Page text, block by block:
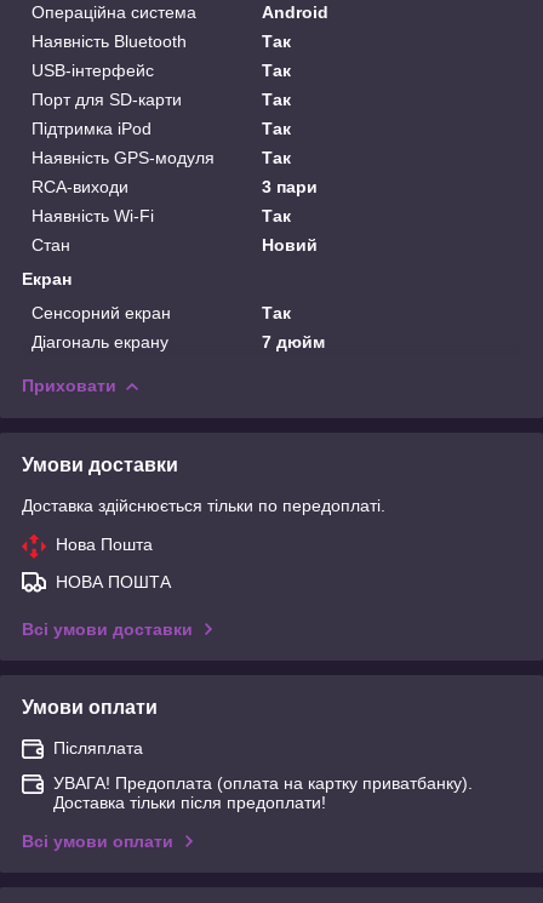
Операційна система
Android
Наявність Bluetooth
Так
USB-інтерфейс
Так
Порт для SD-карти
Так
Підтримка iPod
Так
Наявність GPS-модуля
Так
RCA-виходи
3 пари
Наявність Wi-Fi
Так
Стан
Новий
Екран
Сенсорний екран
Так
Діагональ екрану
7 дюйм
Приховати
Умови доставки
Доставка здійснюється тільки по передоплаті.
Нова Пошта
НОВА ПОШТА
Всі умови доставки
Умови оплати
Післяплата
УВАГА! Предоплата (оплата на картку приватбанку).
Доставка тільки після предоплати!
Всі умови оплати